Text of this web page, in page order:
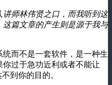
师林伟贤之口，而我听到这
篇文章的产生则是源于我与
而不是一套软件，是一种生
过于急功近利或者不能让
到你的目的。